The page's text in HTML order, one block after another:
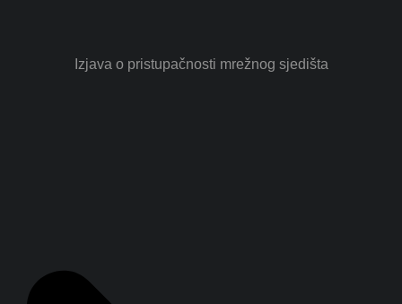
Izjava o pristupačnosti mrežnog sjedišta